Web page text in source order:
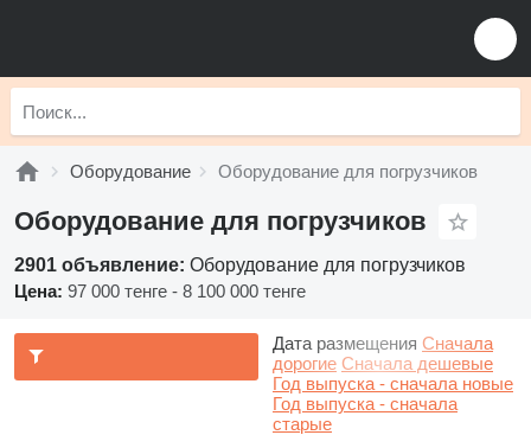
Оборудование Оборудование для погрузчиков
Оборудование для погрузчиков
2901 объявление: Оборудование для погрузчиков
Цена: 97 000 тенге - 8 100 000 тенге
Дата размещения Сначала
дорогие Сначала дешевые
Год выпуска - сначала новые
Год выпуска - сначала
старые